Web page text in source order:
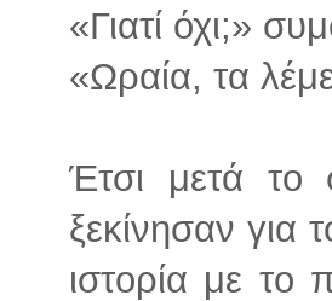
«Γιατί όχι;»
«Ωραία, τα
Έτσι μετά
ξεκίνησαν για
ιστορία με το